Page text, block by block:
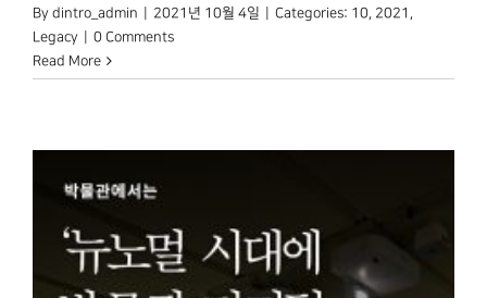
By dintro_admin 2021년 10월 4일 Categories: 10, 2021 ,
Legacy
0 Comments
Read More